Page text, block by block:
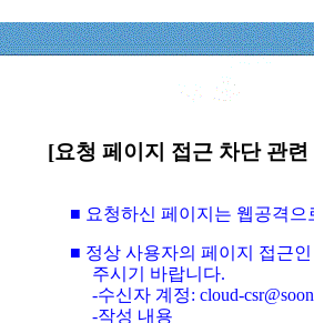
[요청 페이지 접근 차단 관
■ 요청하신 페이지는 웹공격
■ 정상 사용자의 페이지 접근
주시기 바랍니다.
-수신자 계정: cloud-
-작성 내용